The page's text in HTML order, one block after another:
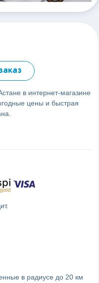
в интернет-магазине
цены и быстрая
в радиусе до 20 км